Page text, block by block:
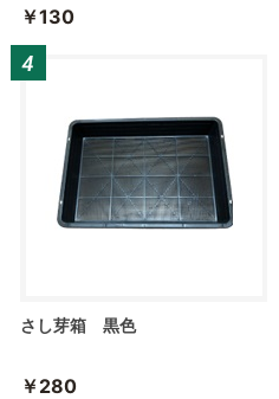
￥130
さし芽箱 黒色
￥280